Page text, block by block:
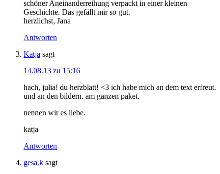
schöner Aneinanderreihung verpackt in einer kleinen
Geschichte. Das gefällt mir so gut.
herzlichst, Jana
Antworten
Katja sagt
14.08.13 zu 15:16
hach, julia! du herzblatt! <3 ich habe mich an dem text erfreut.
und an den bildern. am ganzen paket.
nennen wir es liebe.
katja
Antworten
gesa.k sagt